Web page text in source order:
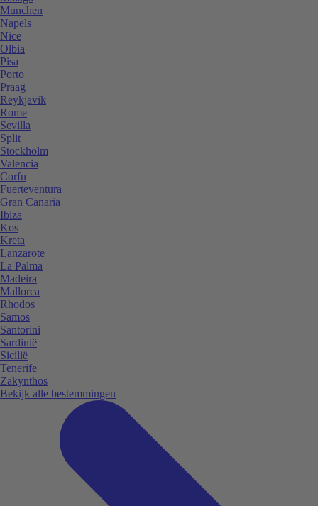
Munchen
Napels
Nice
Olbia
Pisa
Porto
Praag
Reykjavik
Rome
Sevilla
Split
Stockholm
Valencia
Corfu
Fuerteventura
Gran Canaria
Ibiza
Kos
Kreta
Lanzarote
La Palma
Madeira
Mallorca
Rhodos
Samos
Santorini
Sardinië
Sicilië
Tenerife
Zakynthos
Bekijk alle bestemmingen